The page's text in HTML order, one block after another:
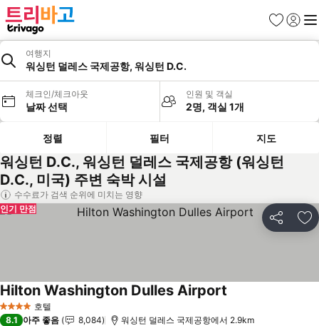
즐겨찾기
로그인
메
여행지
워싱턴 덜레스 국제공항, 워싱턴 D.C.
체크인/체크아웃
날짜 선택
인원 및 객실
2명, 객실 1개
정렬 필터 지도
워싱턴 D.C., 워싱턴 덜레스 국제공항 (워싱턴
D.C., 미국) 주변 숙박 시설
수수료가 검색 순위에 미치는 영향
공유 즐
인기 만점
4 성급 호텔
Hilton Washington Dulles Airport
8.1 아주 좋음 8,084 워싱턴 덜레스 국제공항에서 2.9km